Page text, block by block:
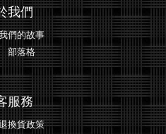
我們
們的故事
部落格
服務
換貨政策